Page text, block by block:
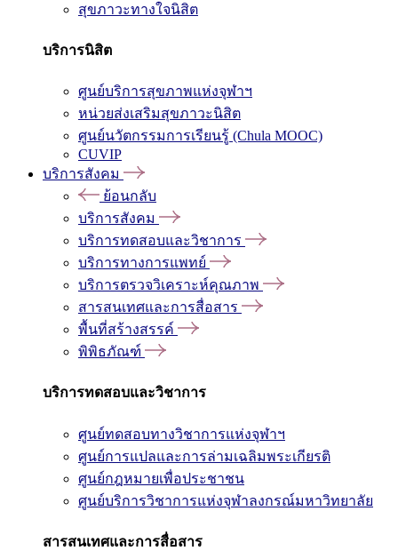
สุขภาวะทางใจนิสิต
บริการนิสิต
ศูนย์บริการสุขภาพแห่งจุฬาฯ
หน่วยส่งเสริมสุขภาวะนิสิต
ศูนย์นวัตกรรมการเรียนรู้ (Chula MOOC)
CUVIP
บริการสังคม
ย้อนกลับ
บริการสังคม
บริการทดสอบและวิชาการ
บริการทางการแพทย์
บริการตรวจวิเคราะห์คุณภาพ
สารสนเทศและการสื่อสาร
พื้นที่สร้างสรรค์
พิพิธภัณฑ์
บริการทดสอบและวิชาการ
ศูนย์ทดสอบทางวิชาการแห่งจุฬาฯ
ศูนย์การแปลและการล่ามเฉลิมพระเกียรติ
ศูนย์กฎหมายเพื่อประชาชน
ศูนย์บริการวิชาการแห่งจุฬาลงกรณ์มหาวิทยาลัย
สารสนเทศและการสื่อสาร